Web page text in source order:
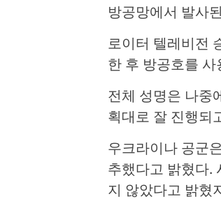
방공망에서 발사
로이터 텔레비전
한 후 방공호를
전체 성명은 나중
획대로 잘 진행되
우크라이나 공군
추했다고 밝혔다.
지 않았다고 밝혔